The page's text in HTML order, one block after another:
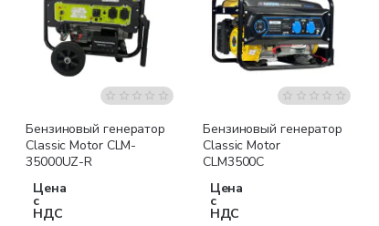
Бесплатная доставка
Бензиновый генератор
Classic Motor CLM-
35000UZ-R
Цена
с
НДС
Бесплатная доставка
Бензиновый генератор
Classic Motor
CLM3500C
Цена
с
НДС